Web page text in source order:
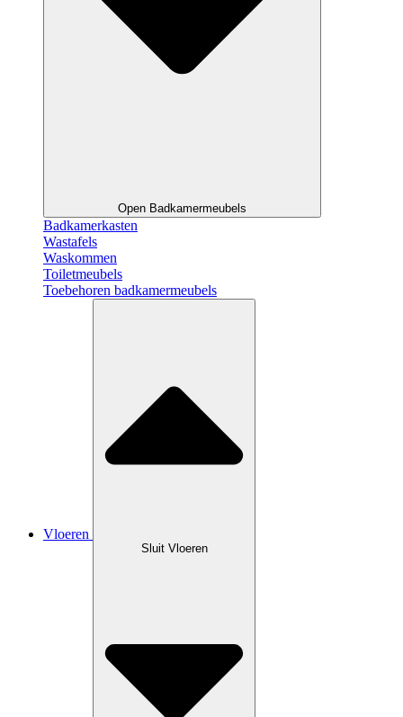
Open Badkamermeubels
Badkamerkasten
Wastafels
Waskommen
Toiletmeubels
Toebehoren badkamermeubels
Vloeren
Sluit Vloeren